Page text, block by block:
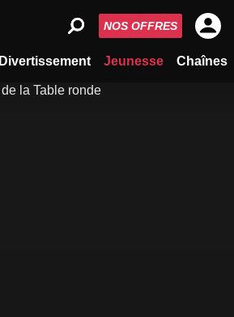
Divertissement Jeunesse Chaînes
NOS OFFRES